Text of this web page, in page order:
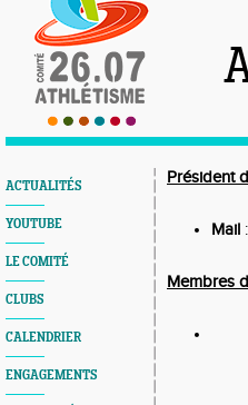
ACTUALITÉS
YOUTUBE
LE COMITÉ
CLUBS
CALENDRIER
ENGAGEMENTS
Président
Mail
Membres